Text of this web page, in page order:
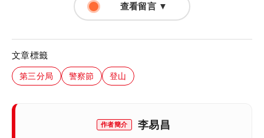
查看留言 ▼
文章標籤
第三分局 警察節 登山
作者簡介 李易昌